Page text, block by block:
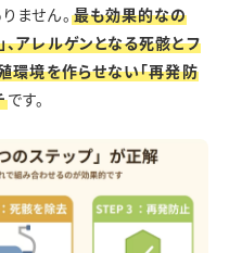
ません。 最も効果的なの
、アレルゲンとなる死骸とフ
殖環境を作らせない「再発防
です。